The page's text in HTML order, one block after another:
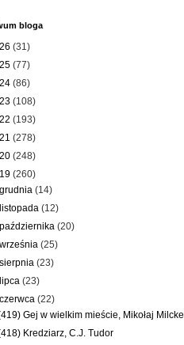
bloga
(31)
(77)
(86)
(108)
(193)
(278)
(248)
(260)
grudnia(14)
listopada(12)
października(20)
września(25)
sierpnia(23)
lipca(23)
czerwca(22)
Gej w wielkim mieście, Mikołaj Milcke
Kredziarz, C.J. Tudor